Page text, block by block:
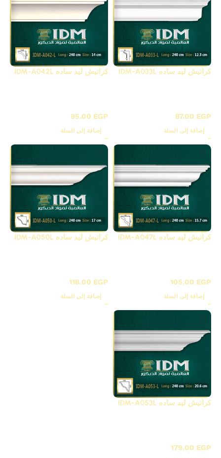
كرانيش ليد ساده IDM-A033L
87.00 EGP
إضافة إلى السلة
كرانيش ليد ساده IDM-A042L
95.00 EGP
إضافة إلى السلة
كرانيش ليد ساده IDM-A047L
105.00 EGP
إضافة إلى السلة
كرانيش ليد ساده IDM-A050L
118.00 EGP
إضافة إلى السلة
كرانيش ليد ساده IDM-A053L
179.00 EGP